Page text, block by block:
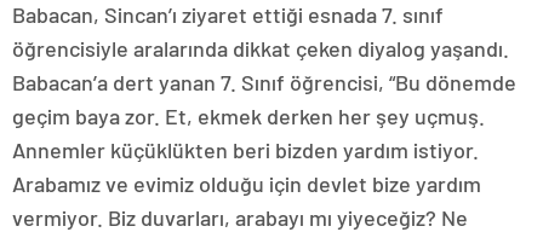
Babacan, Sincan’ı ziyaret ettiği esnada 7. sınıf
öğrencisiyle aralarında dikkat çeken diyalog yaşandı.
Babacan’a dert yanan 7. Sınıf öğrencisi, “Bu dönemde
geçim baya zor. Et, ekmek derken her şey uçmuş.
Annemler küçüklükten beri bizden yardım istiyor.
Arabamız ve evimiz olduğu için devlet bize yardım
vermiyor. Biz duvarları, arabayı mı yiyeceğiz? Ne